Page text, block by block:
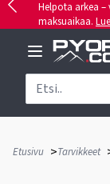
Helpota arkea
maksuaikaa.
Etusivu >Tarvikkeet